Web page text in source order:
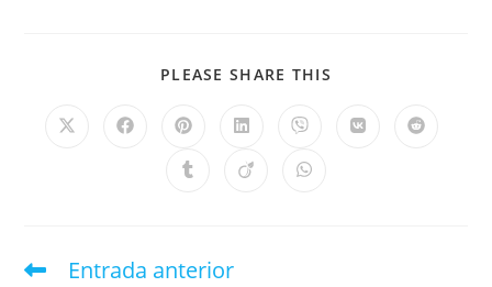
PLEASE SHARE THIS
Entrada anterior